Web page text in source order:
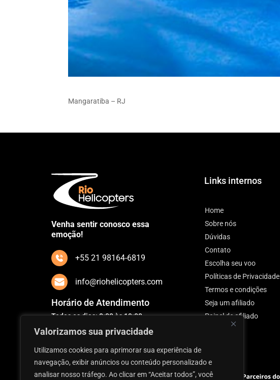
Valorizamos sua privacidade
Utilizamos cookies para aprimorar sua experiência de
navegação, exibir anúncios ou conteúdo personalizado e
analisar nosso tráfego. Ao clicar em “Aceitar todos”, você
Mangaratiba – RJ
Venha sentir conosco essa
emoção!
+55 21 98164-6819
info@riohelicopters.com
Horário de Atendimento
Todos os dias: 8:00 às 19:00
Links internos
Home
Sobre nós
Dúvidas
Contato
Escolha seu voo
Políticas de Privacidade
Termos e condições
Seja um afiliado
Painel de afiliado